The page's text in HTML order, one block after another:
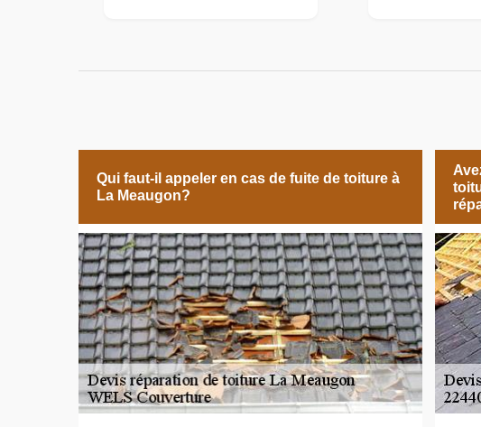
Qui faut-il appeler en cas de fuite de toiture à
La Meaugon?